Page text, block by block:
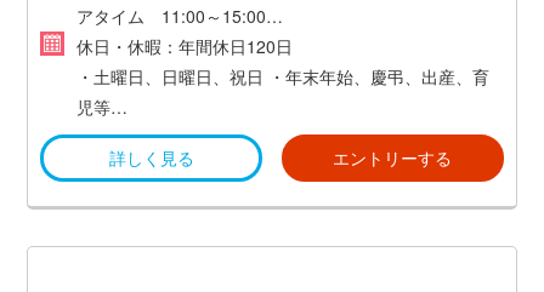
アタイム 11:00～15:00
※時間外労働あり
休日・休暇：年間休日120日
・土曜日、日曜日、祝日 ・年末年始、慶弔、出産、育
児等
・有給休暇（3か月経過時に15日付与）
詳しく見る
エントリーする